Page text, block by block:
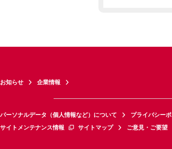
お知らせ 企業情報
パーソナルデータ（個人情報など）について プライバシー
サイトメンテナンス情報
サイトマップ ご意見・ご要望